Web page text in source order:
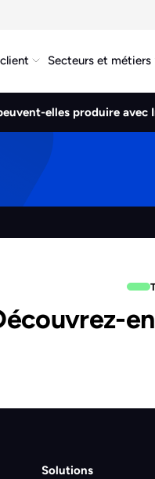
Secteurs et métiers
elles produire avec
Solutions